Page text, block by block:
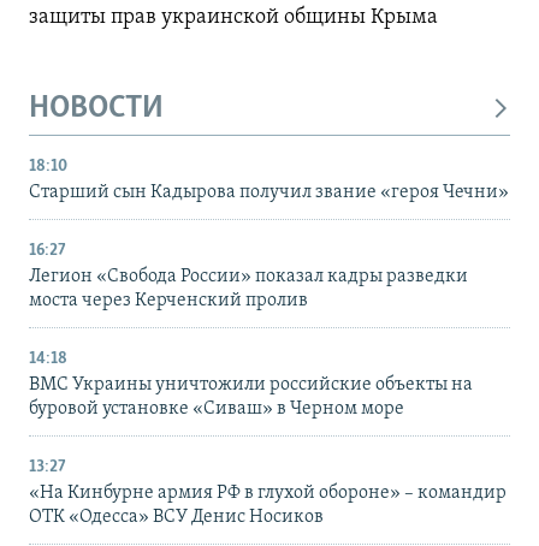
защиты прав украинской общины Крыма
НОВОСТИ
18:10
Старший сын Кадырова получил звание «героя Чечни»
16:27
Легион «Свобода России» показал кадры разведки
моста через Керченский пролив
14:18
ВМС Украины уничтожили российские объекты на
буровой установке «Сиваш» в Черном море
13:27
«На Кинбурне армия РФ в глухой обороне» – командир
ОТК «Одесса» ВСУ Денис Носиков